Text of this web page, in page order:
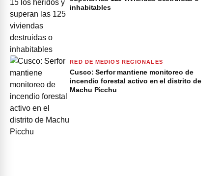
inhabitables
RED DE MEDIOS REGIONALES
Cusco: Serfor mantiene monitoreo de
incendio forestal activo en el distrito de
Machu Picchu